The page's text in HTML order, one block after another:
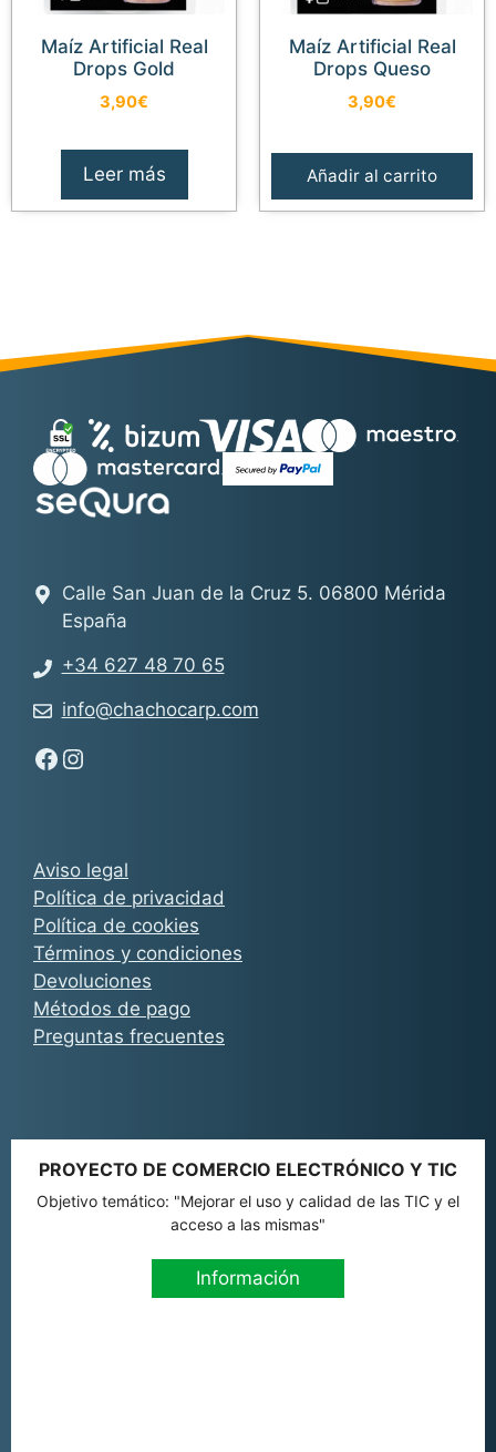
Maíz Artificial Real
Drops Gold
3,90€
Leer más
Maíz Artificial Real
Drops Queso
3,90€
Añadir al carrito
Aviso legal
Política de privacidad
Política de cookies
Términos y condiciones
Devoluciones
Métodos de pago
Preguntas frecuentes
Calle San Juan de la Cruz 5. 06800 Mérida
España
+34 627 48 70 65
info@chachocarp.com
Síguenos en Facebook - Chachocarp
Síguenos en Instagram - Chachocarp
PROYECTO DE COMERCIO ELECTRÓNICO Y TIC
Objetivo temático: "Mejorar el uso y calidad de las TIC y el
acceso a las mismas"
Información